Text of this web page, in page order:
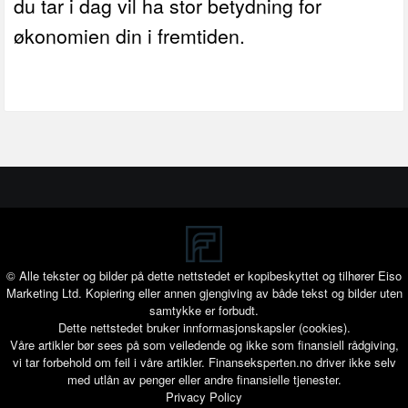
du tar i dag vil ha stor betydning for
økonomien din i fremtiden.
© Alle tekster og bilder på dette nettstedet er kopibeskyttet og tilhører Eiso
Marketing Ltd. Kopiering eller annen gjengiving av både tekst og bilder uten
samtykke er forbudt.
Dette nettstedet bruker innformasjonskapsler (cookies).
Våre artikler bør sees på som veiledende og ikke som finansiell rådgiving,
vi tar forbehold om feil i våre artikler. Finanseksperten.no driver ikke selv
med utlån av penger eller andre finansielle tjenester.
Privacy Policy